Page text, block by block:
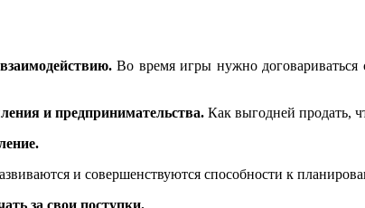
Во время игры нужно договариваться
и предпринимательства. Как выгодней продать,
и совершенствуются способности к